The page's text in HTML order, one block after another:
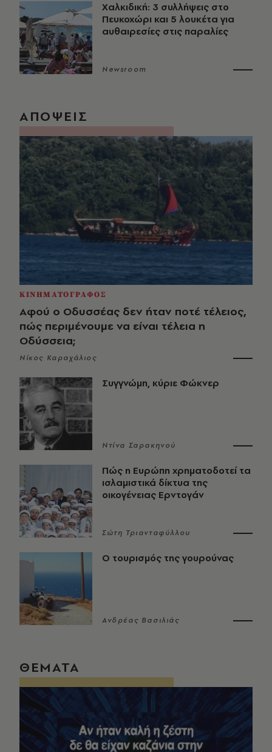
Χαλκιδική: 3 συλλήψεις στο
Πευκοχώρι και 5 λουκέτα για
αυθαιρεσίες στις παραλίες
Newsroom
ΑΠΟΨΕΙΣ
ΚΙΝΗΜΑΤΟΓΡΑΦΟΣ
Αφού ο Οδυσσέας δεν ήταν ποτέ τέλειος,
πώς περιμένουμε να είναι τέλεια η
Οδύσσεια;
Νίκος Καραχάλιος
Συγγνώμη, κύριε Φώκνερ
Ντίνα Σαρακηνού
Πώς η Ευρώπη χρηματοδοτεί τα
ισλαμιστικά δίκτυα της
οικογένειας Ερντογάν
Σώτη Τριανταφύλλου
Ο τουρισμός της γουρούνας
Ανδρέας Βασιλιάς
ΘΕΜΑΤΑ